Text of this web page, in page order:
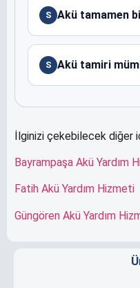
S Akü tamamen
S Akü tamiri
İlginizi çekebilecek diğer
Bayrampaşa Akü Yardım
Fatih Akü Yardım Hizmeti
Güngören Akü Yardım